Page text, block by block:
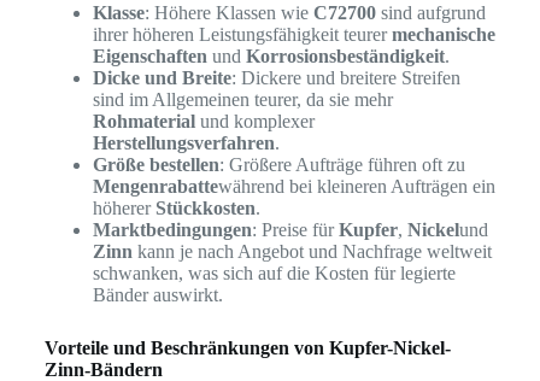
Klasse: Höhere Klassen wie C72700sind aufgrund
ihrer höheren Leistungsfähigkeit teurermechanische
Eigenschaften und Korrosionsbeständigkeit.
Dicke und Breite: Dickere und breitere Streifen
sind im Allgemeinen teurer, da sie mehr
Rohmaterialund komplexer
Herstellungsverfahren.
Größe bestellen: Größere Aufträge führen oft zu
Mengenrabattewährend bei kleineren Aufträgen ein
höherer Stückkosten.
Marktbedingungen: Preise fürKupfer, Nickelund
Zinn kann je nach Angebot und Nachfrage weltweit
schwanken, was sich auf die Kosten für legierte
Bänder auswirkt.
Vorteile und Beschränkungen von Kupfer-Nickel-
Zinn-Bändern